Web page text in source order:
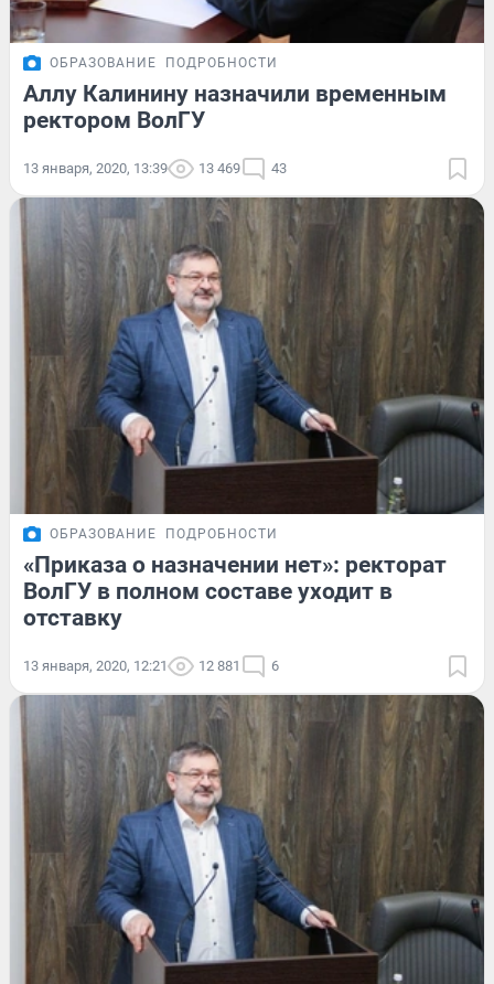
ОБРАЗОВАНИЕ ПОДРОБНОСТИ
Аллу Калинину назначили временным
ректором ВолГУ
13 января, 2020, 13:39 13 469 43
ОБРАЗОВАНИЕ ПОДРОБНОСТИ
«Приказа о назначении нет»: ректорат
ВолГУ в полном составе уходит в
отставку
13 января, 2020, 12:21 12 881 6